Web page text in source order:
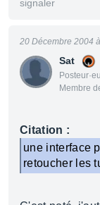
signaler
Sat
Membre
20 Décembre 2004
Citation :
une interface
retoucher les